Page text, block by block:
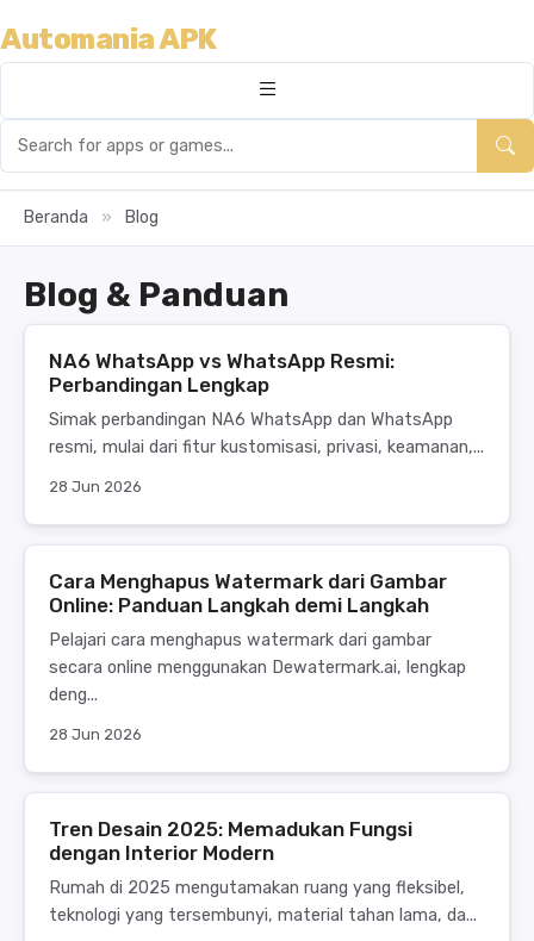
Automania APK
Beranda » Blog
Blog & Panduan
NA6 WhatsApp vs WhatsApp Resmi:
Perbandingan Lengkap
Simak perbandingan NA6 WhatsApp dan WhatsApp
resmi, mulai dari fitur kustomisasi, privasi, keamanan,...
28 Jun 2026
Cara Menghapus Watermark dari Gambar
Online: Panduan Langkah demi Langkah
Pelajari cara menghapus watermark dari gambar
secara online menggunakan Dewatermark.ai, lengkap
deng...
28 Jun 2026
Tren Desain 2025: Memadukan Fungsi
dengan Interior Modern
Rumah di 2025 mengutamakan ruang yang fleksibel,
teknologi yang tersembunyi, material tahan lama, da...